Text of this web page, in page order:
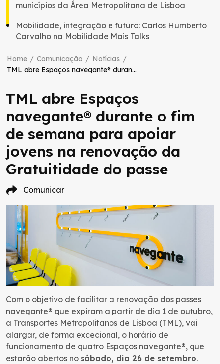
Home / Comunicação / Notícias /
TML abre Espaços navegante® durante o fim de semana para apoiar jovens na renovação da Gratuitidade do passe
TML abre Espaços
navegante® durante o fim
de semana para apoiar
jovens na renovação da
Gratuitidade do passe
Comunicar
Com o objetivo de facilitar a renovação dos passes
navegante® que expiram a partir de dia 1 de outubro,
a Transportes Metropolitanos de Lisboa (TML), vai
alargar, de forma excecional, o horário de
funcionamento de quatro Espaços navegante®, que
estarão abertos no sábado, dia 26 de setembro.
municípios da Área Metropolitana de Lisboa
Mobilidade, integração e futuro: Carlos Humberto
Carvalho na Mobilidade Mais Talks